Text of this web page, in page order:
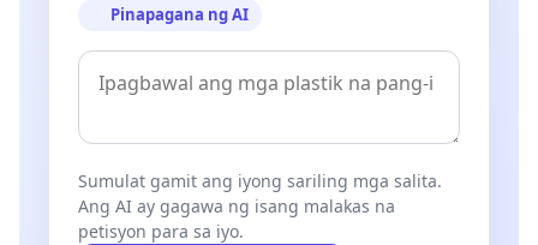
Pinapagana ng AI
Sumulat gamit ang iyong sariling mga salita.
Ang AI ay gagawa ng isang malakas na
petisyon para sa iyo.